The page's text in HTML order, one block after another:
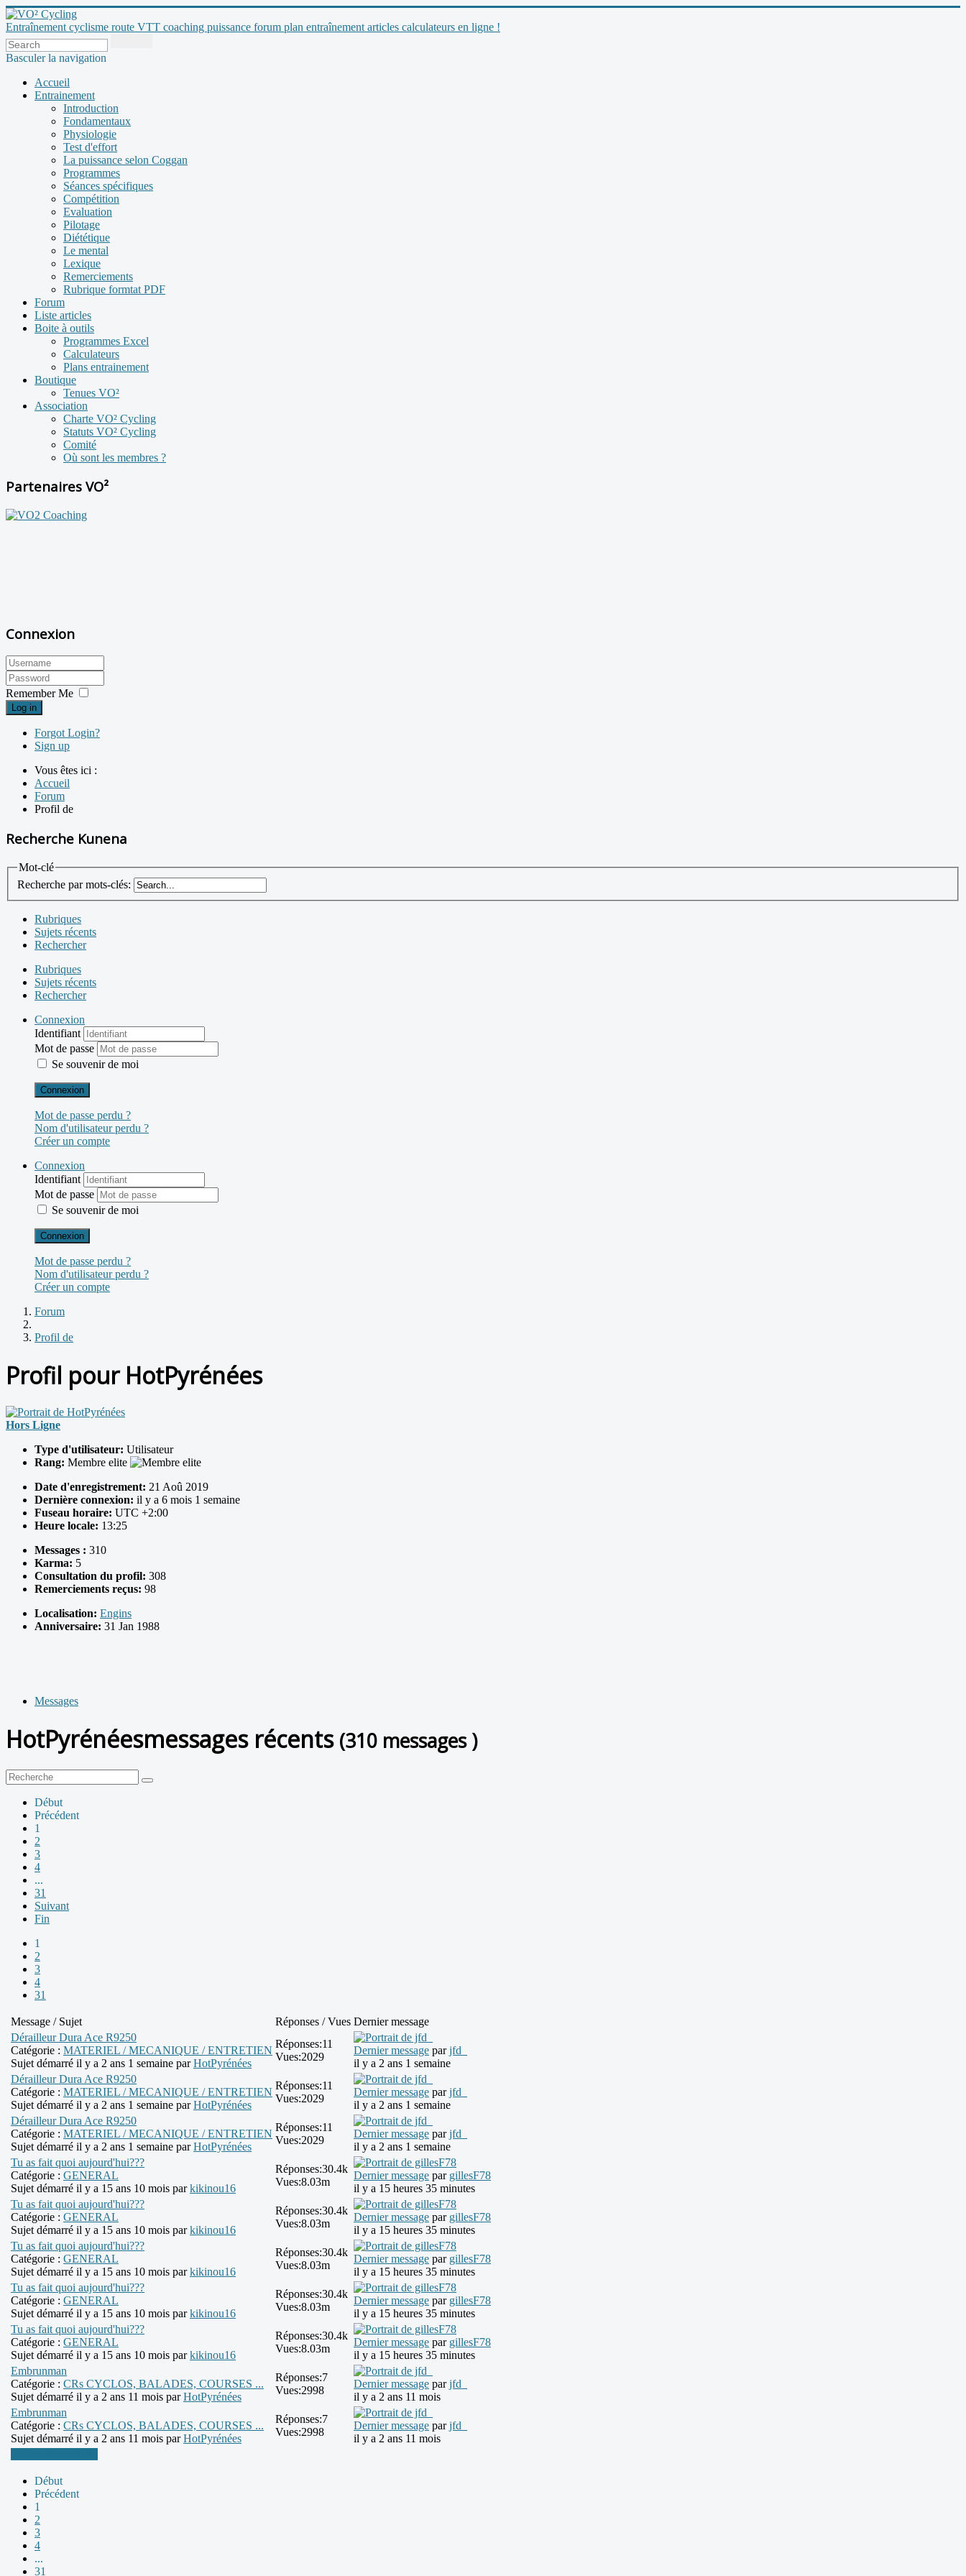
Entraînement cyclisme route VTT coaching puissance forum plan entraînement articles calculateurs en ligne !
Basculer la navigation
Accueil
Entrainement
Introduction
Fondamentaux
Physiologie
Test d'effort
La puissance selon Coggan
Programmes
Séances spécifiques
Compétition
Evaluation
Pilotage
Diététique
Le mental
Lexique
Remerciements
Rubrique formtat PDF
Forum
Liste articles
Boite à outils
Programmes Excel
Calculateurs
Plans entrainement
Boutique
Tenues VO²
Association
Charte VO² Cycling
Statuts VO² Cycling
Comité
Où sont les membres ?
Partenaires VO²
Connexion
Remember Me
Log in
Forgot Login?
Sign up
Vous êtes ici :
Accueil
Forum
Profil de
Recherche Kunena
Mot-clé
Recherche par mots-clés:
Rubriques
Sujets récents
Rechercher
Rubriques
Sujets récents
Rechercher
Connexion
Identifiant
Mot de passe
Se souvenir de moi
Connexion
Mot de passe perdu ?
Nom d'utilisateur perdu ?
Créer un compte
Connexion
Identifiant
Mot de passe
Se souvenir de moi
Connexion
Mot de passe perdu ?
Nom d'utilisateur perdu ?
Créer un compte
Forum
Profil de
Profil pour HotPyrénées
Hors Ligne
Type d'utilisateur: Utilisateur
Rang: Membre elite
Date d'enregistrement: 21 Aoû 2019
Dernière connexion: il y a 6 mois 1 semaine
Fuseau horaire: UTC +2:00
Heure locale: 13:25
Messages : 310
Karma: 5
Consultation du profil: 308
Remerciements reçus: 98
Localisation: Engins
Anniversaire: 31 Jan 1988
Messages
HotPyrénéesmessages récents (310 messages )
Début
Précédent
1
2
3
4
...
31
Suivant
Fin
1
2
3
4
31
Message / Sujet Réponses / Vues Dernier message
Dérailleur Dura Ace R9250
Catégorie : MATERIEL / MECANIQUE / ENTRETIEN
Sujet démarré il y a 2 ans 1 semaine parHotPyrénées
Réponses:11
Vues:2029
Dernier message parjfd_
il y a 2 ans 1 semaine
Dérailleur Dura Ace R9250
Catégorie : MATERIEL / MECANIQUE / ENTRETIEN
Sujet démarré il y a 2 ans 1 semaine parHotPyrénées
Réponses:11
Vues:2029
Dernier message parjfd_
il y a 2 ans 1 semaine
Dérailleur Dura Ace R9250
Catégorie : MATERIEL / MECANIQUE / ENTRETIEN
Sujet démarré il y a 2 ans 1 semaine parHotPyrénées
Réponses:11
Vues:2029
Dernier message parjfd_
il y a 2 ans 1 semaine
Tu as fait quoi aujourd'hui???
Catégorie : GENERAL
Sujet démarré il y a 15 ans 10 mois parkikinou16
Réponses:30.4k
Vues:8.03m
Dernier message par gillesF78
il y a 15 heures 35 minutes
Tu as fait quoi aujourd'hui???
Catégorie : GENERAL
Sujet démarré il y a 15 ans 10 mois parkikinou16
Réponses:30.4k
Vues:8.03m
Dernier message par gillesF78
il y a 15 heures 35 minutes
Tu as fait quoi aujourd'hui???
Catégorie : GENERAL
Sujet démarré il y a 15 ans 10 mois parkikinou16
Réponses:30.4k
Vues:8.03m
Dernier message par gillesF78
il y a 15 heures 35 minutes
Tu as fait quoi aujourd'hui???
Catégorie : GENERAL
Sujet démarré il y a 15 ans 10 mois parkikinou16
Réponses:30.4k
Vues:8.03m
Dernier message par gillesF78
il y a 15 heures 35 minutes
Tu as fait quoi aujourd'hui???
Catégorie : GENERAL
Sujet démarré il y a 15 ans 10 mois parkikinou16
Réponses:30.4k
Vues:8.03m
Dernier message par gillesF78
il y a 15 heures 35 minutes
Embrunman
Catégorie : CRs CYCLOS, BALADES, COURSES ...
Sujet démarré il y a 2 ans 11 mois parHotPyrénées
Réponses:7
Vues:2998
Dernier message parjfd_
il y a 2 ans 11 mois
Embrunman
Catégorie : CRs CYCLOS, BALADES, COURSES ...
Sujet démarré il y a 2 ans 11 mois parHotPyrénées
Réponses:7
Vues:2998
Dernier message parjfd_
il y a 2 ans 11 mois
Début
Précédent
1
2
3
4
...
31